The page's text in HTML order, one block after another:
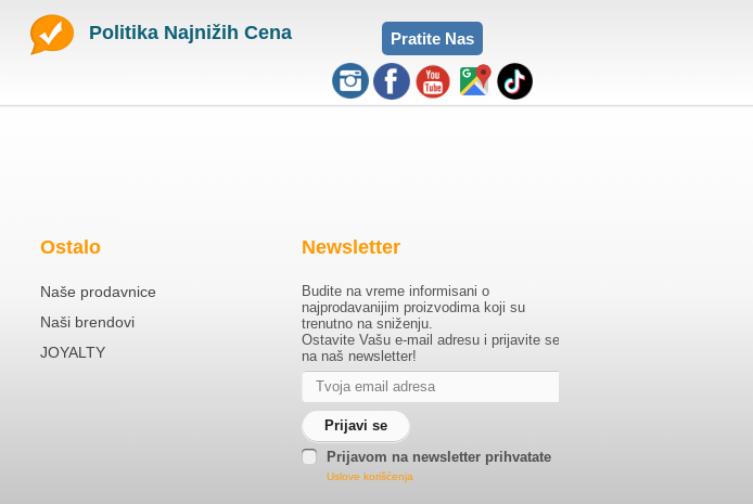
Politika Najnižih Cena Pratite Nas
Ostalo
Naše prodavnice
Naši brendovi
JOYALTY
Newsletter
Budite na vreme informisani o
najprodavanijim proizvodima koji su
trenutno na sniženju.
Ostavite Vašu e-mail adresu i prijavite se
na naš newsletter!
Prijavom na newsletter prihvatate
Uslove korišćenja